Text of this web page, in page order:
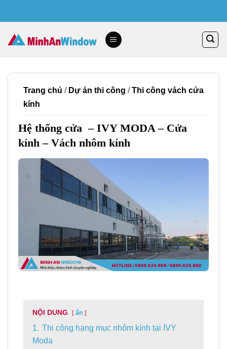
content
Trang chủ / Dự án thi công /Thi công vách cửa
kính
Hệ thống cửa – IVY MODA – Cửa
kính – Vách nhôm kính
NỘI DUNG ẩn
1. Thi công hạng mục nhôm kính tại IVY
Moda